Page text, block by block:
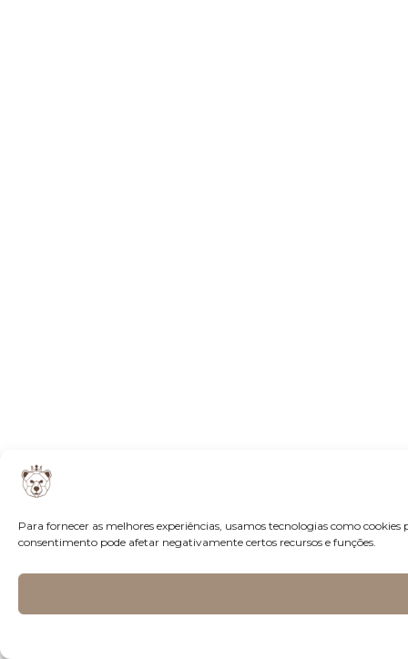
Para fornecer as melhores experiências, usamos tecnologias como
consentimento pode afetar negativamente certos recursos e funções.